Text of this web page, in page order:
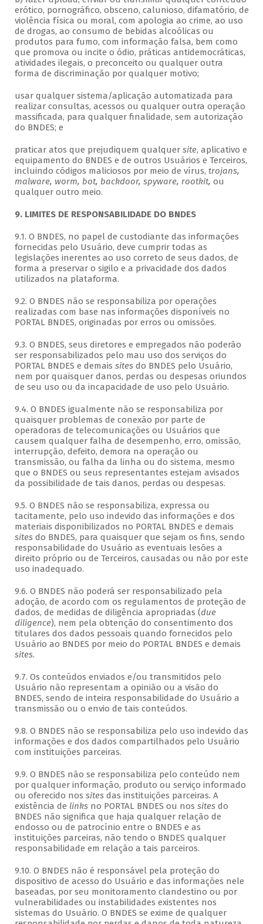
erótico, pornográfico, obsceno, calunioso, difamatório, de
violência física ou moral, com apologia ao crime, ao uso
de drogas, ao consumo de bebidas alcoólicas ou
produtos para fumo, com informação falsa, bem como
que promova ou incite o ódio, práticas antidemocráticas,
atividades ilegais, o preconceito ou qualquer outra
forma de discriminação por qualquer motivo;
usar qualquer sistema/aplicação automatizada para
realizar consultas, acessos ou qualquer outra operação
massificada, para qualquer finalidade, sem autorização
do BNDES; e
praticar atos que prejudiquem qualquer site, aplicativo e
equipamento do BNDES e de outros Usuários e Terceiros,
incluindo códigos maliciosos por meio de vírus, trojans,
malware, worm, bot, backdoor, spyware, rootkit, ou
qualquer outro meio.
9. LIMITES DE RESPONSABILIDADE DO BNDES
9.1. O BNDES, no papel de custodiante das informações
fornecidas pelo Usuário, deve cumprir todas as
legislações inerentes ao uso correto de seus dados, de
forma a preservar o sigilo e a privacidade dos dados
utilizados na plataforma.
9.2. O BNDES não se responsabiliza por operações
realizadas com base nas informações disponíveis no
PORTAL BNDES, originadas por erros ou omissões.
9.3. O BNDES, seus diretores e empregados não poderão
ser responsabilizados pelo mau uso dos serviços do
PORTAL BNDES e demais sitesdo BNDES pelo Usuário,
nem por quaisquer danos, perdas ou despesas oriundos
de seu uso ou da incapacidade de uso pelo Usuário.
9.4. O BNDES igualmente não se responsabiliza por
quaisquer problemas de conexão por parte de
operadoras de telecomunicações ou Usuários que
causem qualquer falha de desempenho, erro, omissão,
interrupção, defeito, demora na operação ou
transmissão, ou falha da linha ou do sistema, mesmo
que o BNDES ou seus representantes estejam avisados
da possibilidade de tais danos, perdas ou despesas.
9.5. O BNDES não se responsabiliza, expressa ou
tacitamente, pelo uso indevido das informações e dos
materiais disponibilizados no PORTAL BNDES e demais
sitesdo BNDES, para quaisquer que sejam os fins, sendo
responsabilidade do Usuário as eventuais lesões a
direito próprio ou de Terceiros, causadas ou não por este
uso inadequado.
9.6. O BNDES não poderá ser responsabilizado pela
adoção, de acordo com os regulamentos de proteção de
dados, de medidas de diligência apropriadas (due
diligence), nem pela obtenção do consentimento dos
titulares dos dados pessoais quando fornecidos pelo
Usuário ao BNDES por meio do PORTAL BNDES e demais
sites.
9.7. Os conteúdos enviados e/ou transmitidos pelo
Usuário não representam a opinião ou a visão do
BNDES, sendo de inteira responsabilidade do Usuário a
transmissão ou o envio de tais conteúdos.
9.8. O BNDES não se responsabiliza pelo uso indevido das
informações e dos dados compartilhados pelo Usuário
com instituições parceiras.
9.9. O BNDES não se responsabiliza pelo conteúdo nem
por qualquer informação, produto ou serviço informado
ou oferecido nos sitesdas instituições parceiras. A
existência de links no PORTAL BNDES ou nos sitesdo
BNDES não significa que haja qualquer relação de
endosso ou de patrocínio entre o BNDES e as
instituições parceiras, não tendo o BNDES qualquer
responsabilidade em relação a tais parceiros.
9.10. O BNDES não é responsável pela proteção do
dispositivo de acesso do Usuário e das informações nele
baseadas, por seu monitoramento clandestino ou por
vulnerabilidades ou instabilidades existentes nos
sistemas do Usuário. O BNDES se exime de qualquer